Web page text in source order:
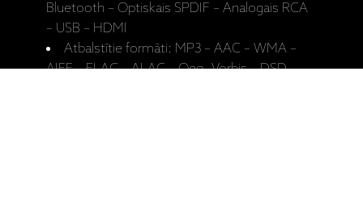
Bluetooth – Optiskais SPDIF – Analogais RCA
– USB – HDMI
Atbalstītie formāti: MP3 – AAC – WMA –
AIFF – FLAC – ALAC – Ogg- Vorbis – DSD